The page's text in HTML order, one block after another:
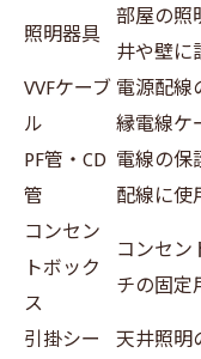
照明器具
部屋の照
井や壁に
VVFケーブ
ル
電源配線
縁電線ケ
PF管・CD
管
電線の保
配線に使
コンセン
トボック
ス
コンセン
チの固定
引掛シー 天井照明